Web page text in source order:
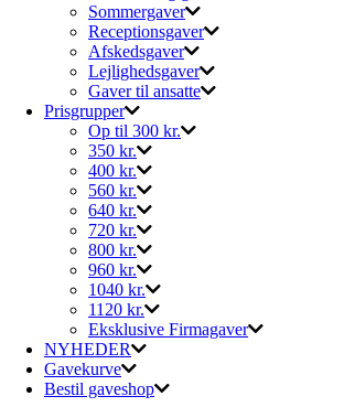
Sommergaver
Receptionsgaver
Afskedsgaver
Lejlighedsgaver
Gaver til ansatte
Prisgrupper
Op til 300 kr.
350 kr.
400 kr.
560 kr.
640 kr.
720 kr.
800 kr.
960 kr.
1040 kr.
1120 kr.
Eksklusive Firmagaver
NYHEDER
Gavekurve
Bestil gaveshop